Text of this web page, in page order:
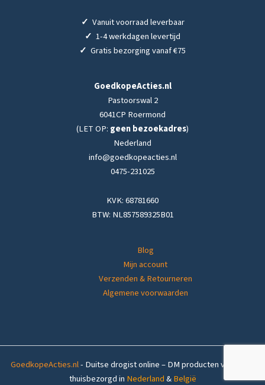
✓ Vanuit voorraad leverbaar
✓ 1-4 werkdagen levertijd
✓ Gratis bezorging vanaf €75
GoedkopeActies.nl
Pastoorswal 2
6041CP Roermond
(LET OP: geen bezoekadres)
Nederland
info@goedkopeacties.nl
0475-231025
KVK: 68781660
BTW: NL857589325B01
Blog
Mijn account
Verzenden & Retourneren
Algemene voorwaarden
GoedkopeActies.nl- Duitse drogist online – DM producten voordelig
thuisbezorgd in Nederland&België